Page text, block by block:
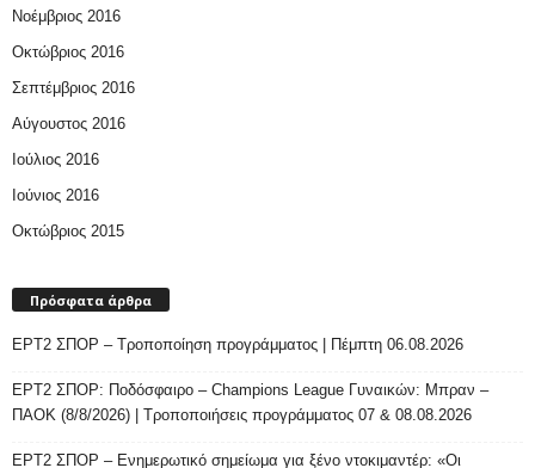
Νοέμβριος 2016
Οκτώβριος 2016
Σεπτέμβριος 2016
Αύγουστος 2016
Ιούλιος 2016
Ιούνιος 2016
Οκτώβριος 2015
Πρόσφατα άρθρα
ΕΡΤ2 ΣΠΟΡ – Τροποποίηση προγράμματος | Πέμπτη 06.08.2026
ΕΡΤ2 ΣΠΟΡ: Ποδόσφαιρο – Champions League Γυναικών: Μπραν –
ΠΑΟΚ (8/8/2026) | Τροποποιήσεις προγράμματος 07 & 08.08.2026
ΕΡΤ2 ΣΠΟΡ – Ενημερωτικό σημείωμα για ξένο ντοκιμαντέρ: «Οι